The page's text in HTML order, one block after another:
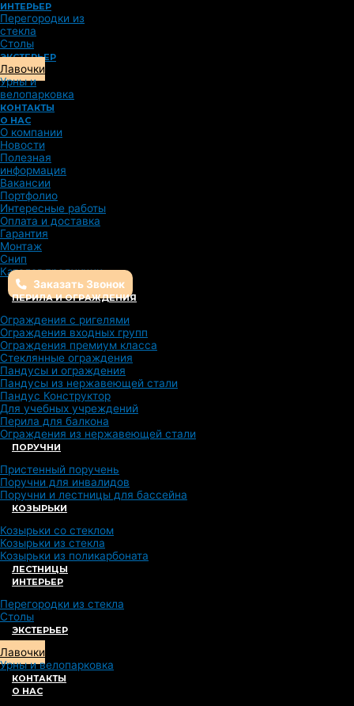
ИНТЕРЬЕР
Перегородки из
стекла
Столы
ЭКСТЕРЬЕР
Лавочки
Урны и
велопарковка
КОНТАКТЫ
О НАС
О компании
Новости
Полезная
информация
Вакансии
Портфолио
Интересные работы
Оплата и доставка
Гарантия
Монтаж
Снип
Каталог продукции
Заказать Звонок
ПЕРИЛА И ОГРАЖДЕНИЯ
Ограждения с ригелями
Ограждения входных групп
Ограждения премиум класса
Стеклянные ограждения
Пандусы и ограждения
Пандусы из нержавеющей стали
Пандус Конструктор
Для учебных учреждений
Перила для балкона
Ограждения из нержавеющей стали
ПОРУЧНИ
Пристенный поручень
Поручни для инвалидов
Поручни и лестницы для бассейна
КОЗЫРЬКИ
Козырьки со стеклом
Козырьки из стекла
Козырьки из поликарбоната
ЛЕСТНИЦЫ
ИНТЕРЬЕР
Перегородки из стекла
Столы
ЭКСТЕРЬЕР
Лавочки
Урны и велопарковка
КОНТАКТЫ
О НАС